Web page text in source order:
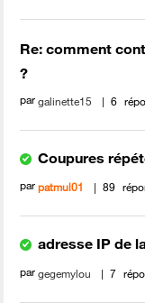
Re: comment
?
pargalinette15 6
Coupures
parpatmul01 89
adresse IP de
pargegemylou 7